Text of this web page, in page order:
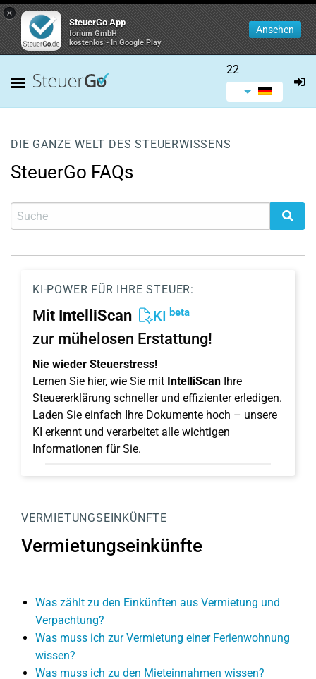
×
SteuerGo App
forium GmbH
kostenlos - In Google Play
Ansehen
22
DIE GANZE WELT DES STEUERWISSENS
SteuerGo FAQs
KI-POWER FÜR IHRE STEUER:
Mit IntelliScan KI beta
zur mühelosen Erstattung!
Nie wieder Steuerstress!
Lernen Sie hier, wie Sie mit IntelliScan Ihre
Steuererklärung schneller und effizienter erledigen.
Laden Sie einfach Ihre Dokumente hoch – unsere
KI erkennt und verarbeitet alle wichtigen
Informationen für Sie.
VERMIETUNGSEINKÜNFTE
Vermietungseinkünfte
Was zählt zu den Einkünften aus Vermietung und
Verpachtung?
Was muss ich zur Vermietung einer Ferienwohnung
wissen?
Was muss ich zu den Mieteinnahmen wissen?